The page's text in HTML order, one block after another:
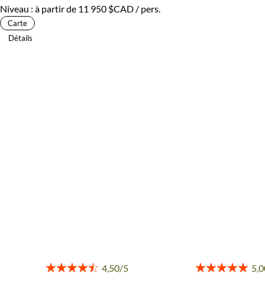
Niveau : à partir de 11 950 $CAD / pers.
Carte
Détails